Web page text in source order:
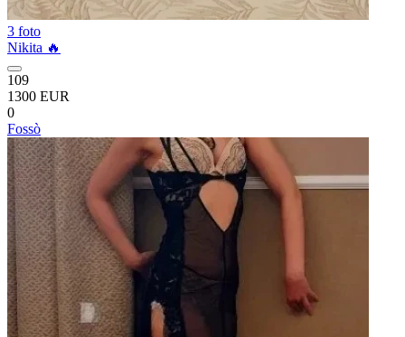
3 foto
Nikita 🔥
109
1300 EUR
0
Fossò